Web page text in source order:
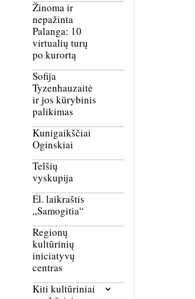
Žinoma ir
nepažinta
Palanga: 10
virtualių turų
po kurortą
Sofija
Tyzenhauzaitė
ir jos kūrybinis
palikimas
Kunigaikščiai
Oginskiai
Telšių
vyskupija
El. laikraštis
„Samogitia“
Regionų
kultūrinių
iniciatyvų
centras
Kiti kultūriniai